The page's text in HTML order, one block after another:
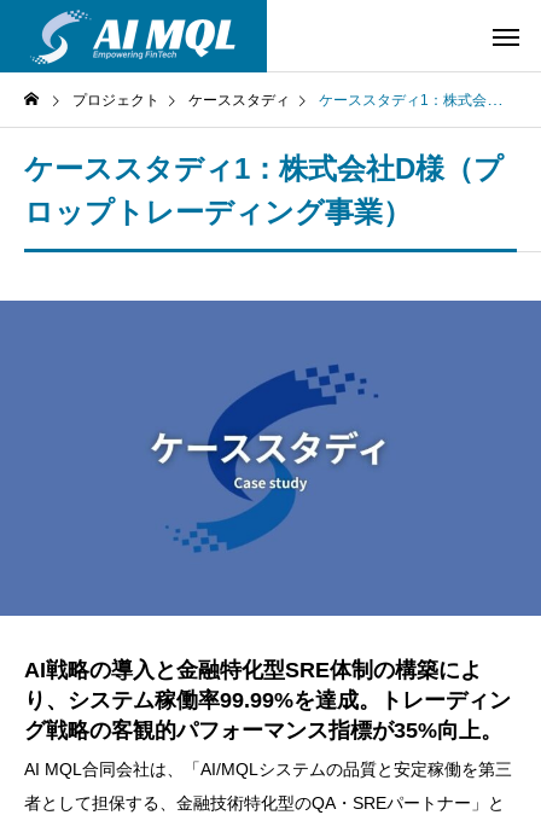
プロジェクト ケーススタディ ケーススタディ1：株式会社D様（プロップトレーディング事業）
ケーススタディ1：株式会社D様（プ
ロップトレーディング事業）
AI戦略の導入と金融特化型SRE体制の構築によ
り、システム稼働率99.99%を達成。トレーディン
グ戦略の客観的パフォーマンス指標が35%向上。
AI MQL合同会社は、「AI/MQLシステムの品質と安定稼働を第三
者として担保する、金融技術特化型のQA・SREパートナー」と